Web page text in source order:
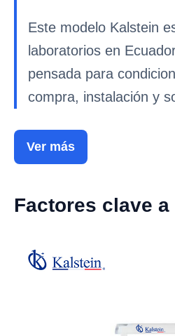
Este modelo Kalstein
laboratorios en
pensada para
compra, instalación y
Ver más
Factores clave